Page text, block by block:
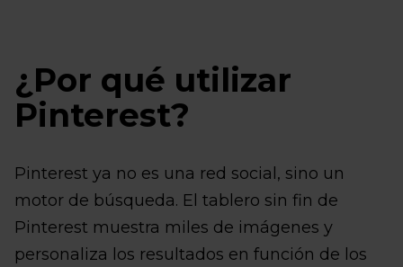
¿Por qué utilizar
Pinterest?
Pinterest ya no es una red social, sino un
motor de búsqueda. El tablero sin fin de
Pinterest muestra miles de imágenes y
personaliza los resultados en función de los